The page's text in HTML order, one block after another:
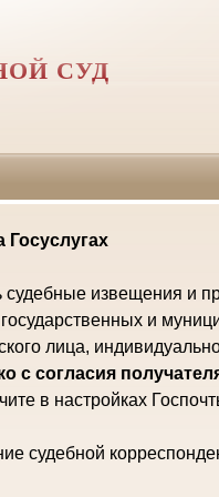
СУД
судебные извещения и
и
лица,
с согласия
в настройках
судебной